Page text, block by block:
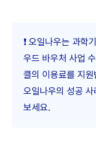
❗️ 오일나우는 과
우드 바우처 사업
클의 이용료를 지
오일나우의 성공
보세요.